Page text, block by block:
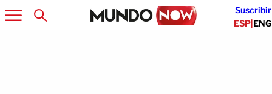
Suscribir
ESP|ENG